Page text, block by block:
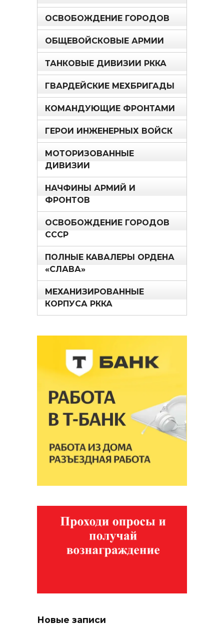
ОСВОБОЖДЕНИЕ ГОРОДОВ
ОБЩЕВОЙСКОВЫЕ АРМИИ
ТАНКОВЫЕ ДИВИЗИИ РККА
ГВАРДЕЙСКИЕ МЕХБРИГАДЫ
КОМАНДУЮЩИЕ ФРОНТАМИ
ГЕРОИ ИНЖЕНЕРНЫХ ВОЙСК
МОТОРИЗОВАННЫЕ
ДИВИЗИИ
НАЧФИНЫ АРМИЙ И
ФРОНТОВ
ОСВОБОЖДЕНИЕ ГОРОДОВ
СССР
ПОЛНЫЕ КАВАЛЕРЫ ОРДЕНА
«СЛАВА»
МЕХАНИЗИРОВАННЫЕ
КОРПУСА РККА
Новые записи